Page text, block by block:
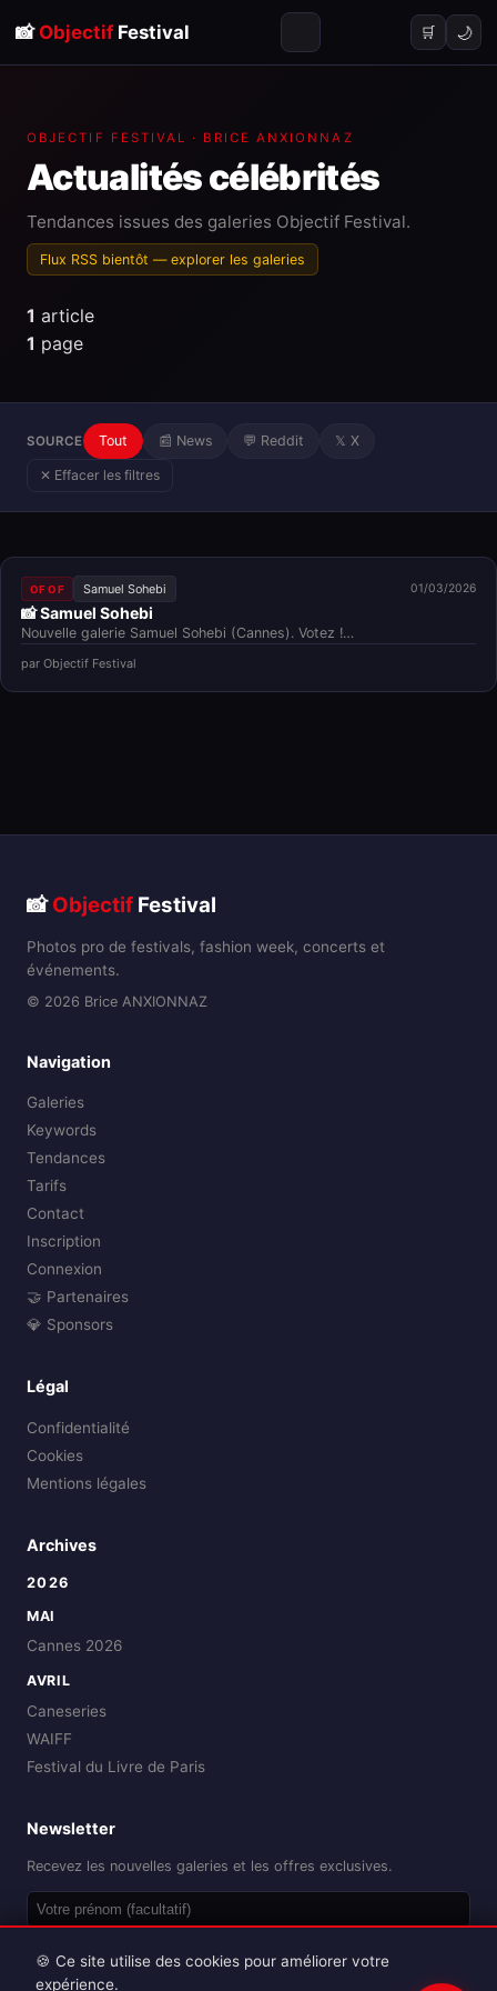
📸 ObjectifFestival 🛒 🌙
OBJECTIF FESTIVAL · BRICE ANXIONNAZ
Actualitéscélébrités
Tendances issues des galeries Objectif Festival.
Flux RSS bientôt —explorer les galeries
1 article
1 page
SOURCE Tout 📰 News 💬 Reddit 𝕏 X
✕ Effacer les filtres
OF OF Samuel Sohebi 01/03/2026
📸 Samuel Sohebi
Nouvelle galerie Samuel Sohebi (Cannes). Votez !…
par Objectif Festival
📸Objectif Festival
Photos pro de festivals, fashion week, concerts et
événements.
© 2026 Brice ANXIONNAZ
Navigation
Galeries
Keywords
Tendances
Tarifs
Contact
Inscription
Connexion
🤝 Partenaires
💎 Sponsors
Légal
Confidentialité
Cookies
Mentions légales
Archives
2026
MAI
Cannes 2026
AVRIL
Caneseries
WAIFF
Festival du Livre de Paris
Newsletter
Recevez les nouvelles galeries et les offres exclusives.
🍪 Ce site utilise des cookies pour améliorer votre
expérience.